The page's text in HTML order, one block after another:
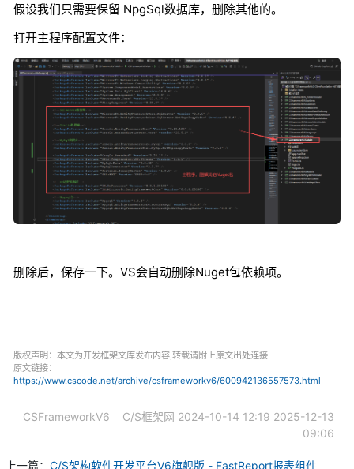
假设我们只需要保留 NpgSql数据库，删除其他的。
打开主程序配置文件：
删除后，保存一下。VS会自动删除Nuget包依赖项。
版权声明：本文为开发框架文库发布内容,转载请附上原文出处连接
原文链接：
https://www.cscode.net/archive/csframeworkv6/600942136557573.html
CSFrameworkV6 C/S框架网 2024-10-14 12:19 2025-12-13
09:06
上一篇： C/S架构软件开发平台V6旗舰版 - FastReport报表组件